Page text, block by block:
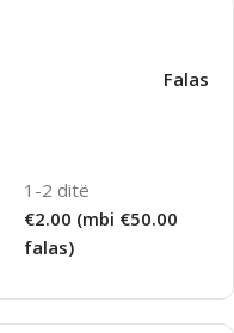
Falas
1-2 ditë
€2.00 (mbi €50.00
falas)